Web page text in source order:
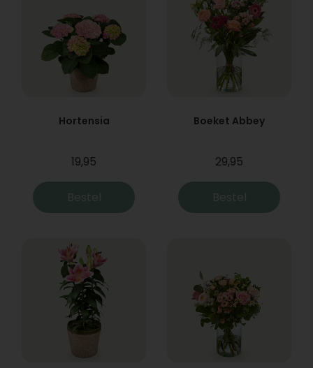
Hortensia
19,95
Bestel
Boeket Abbey
29,95
Bestel